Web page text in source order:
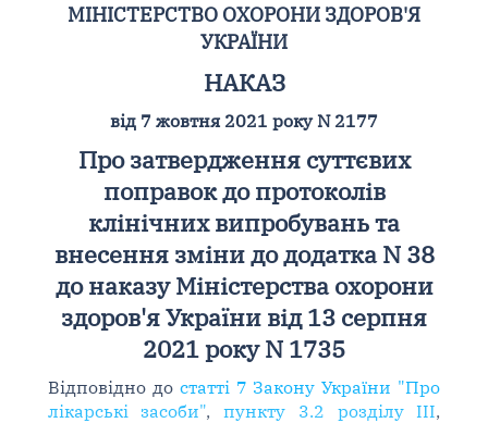
МІНІСТЕРСТВО ОХОРОНИ ЗДОРОВ'Я
УКРАЇНИ
НАКАЗ
від 7 жовтня 2021 року N 2177
Про затвердження суттєвих
поправок до протоколів
клінічних випробувань та
внесення зміни до додатка N 38
до наказу Міністерства охорони
здоров'я України від 13 серпня
2021 року N 1735
Відповідно до статті 7 Закону України "Про
лікарські засоби",пункту 3.2 розділу ІІІ,